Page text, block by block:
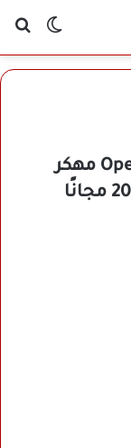
الوضع
تحميل تطبيق Open SSTP Client مهكر